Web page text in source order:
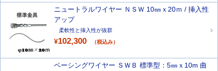
ニュートラルワイヤー ＮＳＷ 10㎜ｘ20ｍ / 挿入性
アップ
柔軟性と挿入性が抜群
¥102,300 （税込み）
ベーシングワイヤー ＳＷＢ 標準型：5㎜ｘ10m 曲